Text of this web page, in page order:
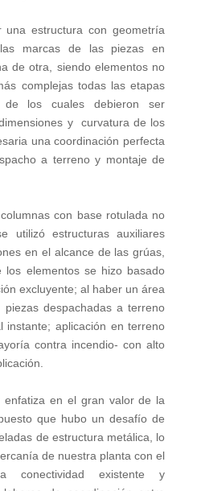
una estructura con geometría
marcas de las piezas en
de otra, siendo elementos no
complejas todas las etapas
de los cuales debieron ser
y curvatura de los
una coordinación perfecta
a terreno y montaje de
con base rotulada no
utilizó estructuras auxiliares
en el alcance de las grúas,
los elementos se hizo basado
excluyente; al haber un área
despachadas a terreno
instante; aplicación en terreno
contra incendio- con alto
enfatiza en el gran valor de la
que hubo un desafío de
de estructura metálica, lo
de nuestra planta con el
conectividad existente y